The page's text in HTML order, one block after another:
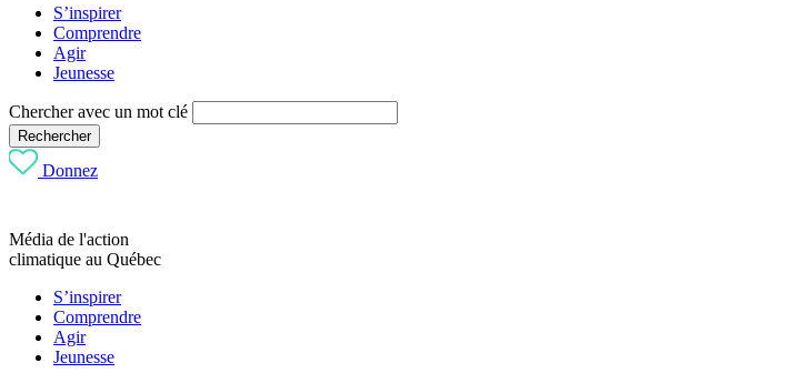
S’inspirer
Comprendre
Agir
Jeunesse
Chercher avec un mot clé
Rechercher
Donnez
Média de l'action
climatique au Québec
S’inspirer
Comprendre
Agir
Jeunesse